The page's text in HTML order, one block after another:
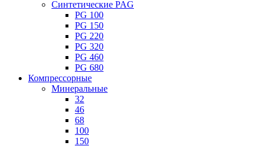
Синтетические PAG
PG 100
PG 150
PG 220
PG 320
PG 460
PG 680
Компрессорные
Минеральные
32
46
68
100
150